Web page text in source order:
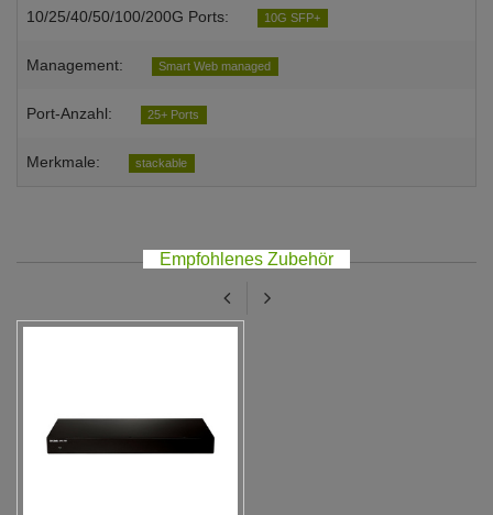
10/25/40/50/100/200G Ports: 10G SFP+
Management: Smart Web managed
Port-Anzahl: 25+ Ports
Merkmale: stackable
Empfohlenes Zubehör